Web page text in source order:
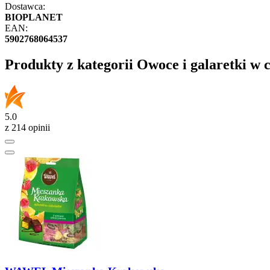
Dostawca:
BIOPLANET
EAN:
5902768064537
Produkty z kategorii Owoce i galaretki w
5.0
z 214 opinii